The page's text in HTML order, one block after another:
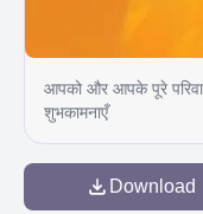
आपको और आपके पूरे
शुभकामनाएँ
Download